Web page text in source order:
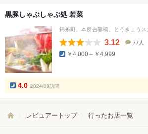
黒豚しゃぶしゃぶ処 若菜
3.12
数
77人
￥4,000～￥4,999
4.0 2024/09訪問
レビュアートップ 行ったお店一覧